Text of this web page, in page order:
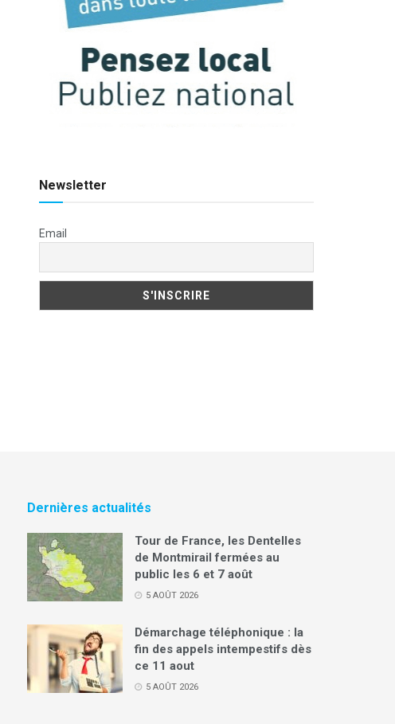
Newsletter
Email
Dernières actualités
Tour de France, les Dentelles
de Montmirail fermées au
public les 6 et 7 août
5 AOÛT 2026
Démarchage téléphonique : la
fin des appels intempestifs dès
ce 11 aout
5 AOÛT 2026